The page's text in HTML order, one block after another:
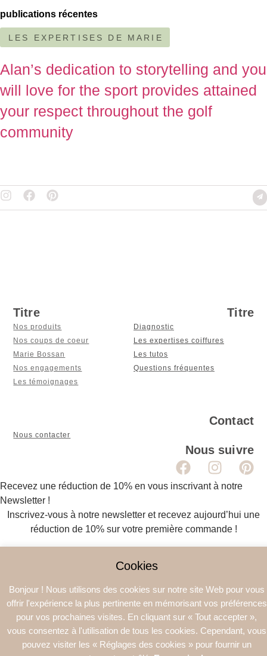
publications récentes
LES EXPERTISES DE MARIE
Alan’s dedication to storytelling and you
will love for the sport provides attained
your respect throughout the golf
community
Titre
Nos produits
Nos coups de coeur
Marie Bossan
Nos engagements
Les témoignages
Titre
Diagnostic
Les expertises coiffures
Les tutos
Questions fréquentes
Contact
Nous contacter
Nous suivre
Cookies
Bonjour ! Nous utilisons des cookies sur notre site Web pour vous
offrir l'expérience la plus pertinente en mémorisant vos préférences
pour vos prochaines visites. En cliquant sur « Tout accepter »,
vous consentez à l'utilisation de tous les cookies. Cependant, vous
pouvez visiter les « Réglages des cookies » pour fournir un
Recevez une réduction de 10% en vous inscrivant à notre
Newsletter !
Inscrivez-vous à notre newsletter et recevez aujourd’hui une
réduction de 10% sur votre première commande !
En moins de 3 minutes, réalisez votre diagnostic pour commander
vos soins sur-mesure